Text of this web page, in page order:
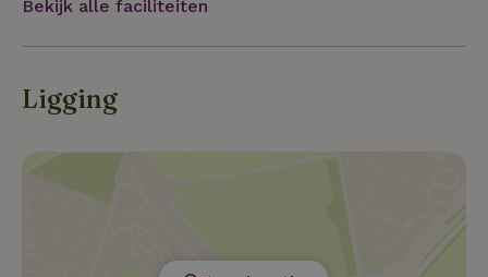
Bekijk alle faciliteiten
Ligging